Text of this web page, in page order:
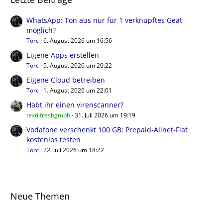
WhatsApp: Ton aus nur für 1 verknüpftes Geät
möglich?
Torc 6. August 2026 um 16:56
Eigene Apps erstellen
Torc 5. August 2026 um 20:22
Eigene Cloud betreiben
Torc 1. August 2026 um 22:01
Habt ihr einen virenscanner?
textilfreshgmbh 31. Juli 2026 um 19:19
Vodafone verschenkt 100 GB: Prepaid-Allnet-Flat
kostenlos testen
Torc 22. Juli 2026 um 18:22
Neue Themen